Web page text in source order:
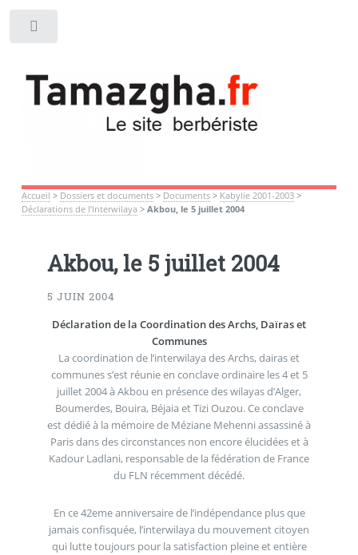
Accueil > Dossiers et documents> Documents> Kabylie 2001-2003>
Déclarations de l’Interwilaya > Akbou, le 5 juillet 2004
Akbou, le 5 juillet 2004
5 JUIN 2004
Déclaration de la Coordination des Archs, Daïras et
Communes
La coordination de l’interwilaya des Archs, dairas et
communes s’est réunie en conclave ordinaire les 4 et 5
juillet 2004 à Akbou en présence des wilayas d’Alger,
Boumerdes, Bouira, Béjaia et Tizi Ouzou. Ce conclave
est dédié à la mémoire de Méziane Mehenni assassiné à
Paris dans des circonstances non encore élucidées et à
Kadour Ladlani, responsable de la fédération de France
du FLN récemment décédé.
En ce 42eme anniversaire de l’indépendance plus que
jamais confisquée, l’interwilaya du mouvement citoyen
qui lutte toujours pour la satisfaction pleine et entière